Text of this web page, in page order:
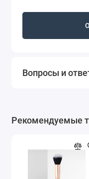
Вопросы и
Рекомендуемые